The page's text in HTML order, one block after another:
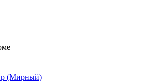
(Мирный)